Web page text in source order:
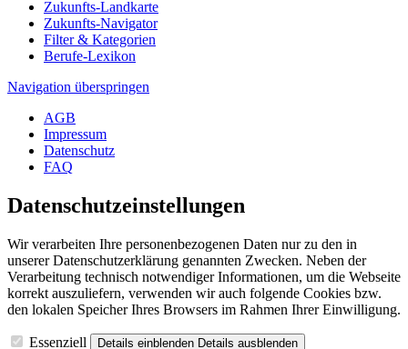
Zukunfts-Landkarte
Zukunfts-Navigator
Filter & Kategorien
Berufe-Lexikon
Navigation überspringen
AGB
Impressum
Datenschutz
FAQ
Datenschutz­einstellungen
Wir verarbeiten Ihre personenbezogenen Daten nur zu den in
unserer Datenschutzerklärung genannten Zwecken. Neben der
Verarbeitung technisch notwendiger Informationen, um die Webseite
korrekt auszuliefern, verwenden wir auch folgende Cookies bzw.
den lokalen Speicher Ihres Browsers im Rahmen Ihrer Einwilligung.
Essenziell Details einblenden Details ausblenden